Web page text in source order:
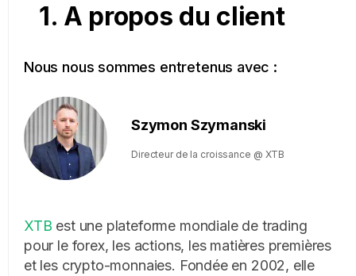
1. A propos du client
Nous nous sommes entretenus avec :
Szymon Szymanski
Directeur de la croissance @ XTB
XTB est une plateforme mondiale de trading
pour le forex, les actions, les matières premières
et les crypto-monnaies. Fondée en 2002, elle